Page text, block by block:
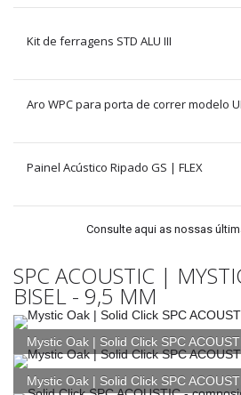
Kit de ferragens STD ALU III
Aro WPC para porta de correr modelo
Painel Acústico Ripado GS | FLEX
Consulte aqui as nossas
SPC ACOUSTIC |
BISEL - 9,5 MM
Mystic Oak | Solid Click SPC
Mystic Oak | Solid Click SPC